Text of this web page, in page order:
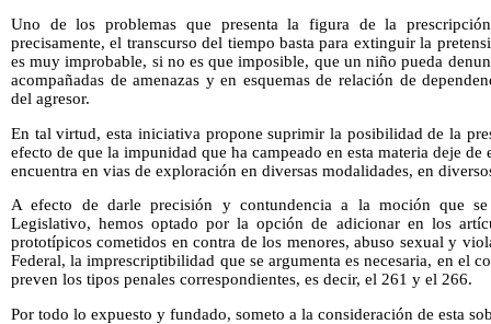
Uno de los problemas que presenta la figura de la
precisamente, el transcurso del tiempo basta para extinguir la
es muy improbable, si no es que imposible, que un niño pueda
acompañadas de amenazas y en esquemas de relación de
del agresor.
En tal virtud, esta iniciativa propone suprimir la posibilidad de la
efecto de que la impunidad que ha campeado en esta materia deje de
encuentra en vias de exploración en diversas modalidades, en
A efecto de darle precisión y contundencia a la moción que se
Legislativo, hemos optado por la opción de adicionar en los
prototípicos cometidos en contra de los menores, abuso sexual y
Federal, la imprescriptibilidad que se argumenta es necesaria, en el
preven los tipos penales correspondientes, es decir, el 261 y el 266.
Por todo lo expuesto y fundado, someto a la consideración de esta